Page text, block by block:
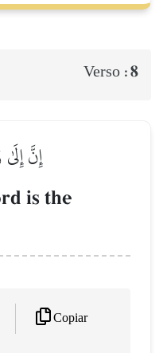
Verso :8
إِنَّ
is the
Copiar